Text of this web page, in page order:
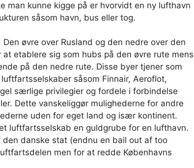
kunne kigge på er hvorvidt en ny lufthavn
såsom havn, bus eller tog.
øvre over Rusland og den nedre over den
etablere sig som hubs på den øvre rute mens
på den nedre rute. Disse byer tjener som
såsom Finnair, Aeroflot,
særlige privilegier og fordele i forbindelse
Dette vanskeliggør mulighederne for andre
uden for eget land og især kontinent.
luftfartsselskab en guldgrube for en lufthavn.
danske stat (endnu en bail out af too
men for at redde Københavns